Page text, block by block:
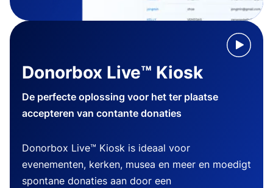
Donorbox Live™ Kiosk
De perfecte oplossing voor het ter plaatse
accepteren van contante donaties
Donorbox Live™ Kiosk is ideaal voor
evenementen, kerken, musea en meer en moedigt
spontane donaties aan door een